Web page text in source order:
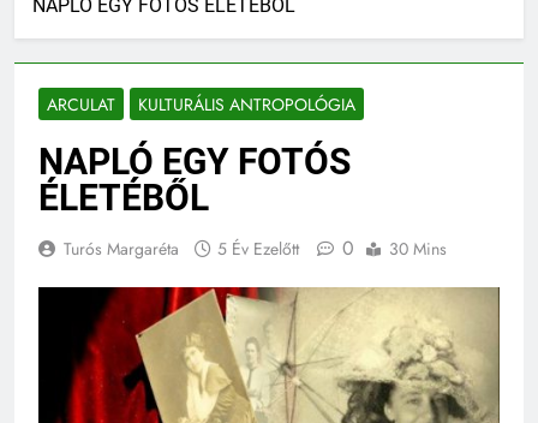
ARCULAT KULTURÁLIS ANTROPOLÓGIA
NAPLÓ EGY FOTÓS
ÉLETÉBŐL